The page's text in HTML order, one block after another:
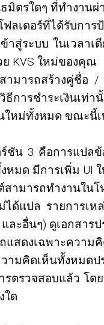
ตรใดๆ ที่ทำงาน
เดอร์ที่ได้รับกา
สู่ระบบ ในเวลา
KVS ใหม่ของคุณ
สามารถสร้างคู่ชื่
ธีการชำระเงินเท่า
ใหม่ทั้งหมด ขณะ
ร์ชัน 3 คือการแ
มด มีการเพิ่ม
ต์สามารถทำงาน
ได้แปล รายการ
ละอื่นๆ) ดูเอกสา
แสดงเฉพาะคว
วามคิดเห็นทั้งหมด
ตรวจสอบแล้ว โ
ใด